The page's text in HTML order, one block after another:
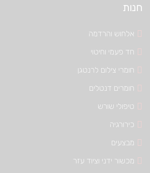
חנות
אלחוש והרדמה
חד פעמי וחיטוי
חומרי צילום לרנטגן
חומרים דנטלים
טיפולי שורש
כירורגיה
מבצעים
מכשור ידני וציוד עזר